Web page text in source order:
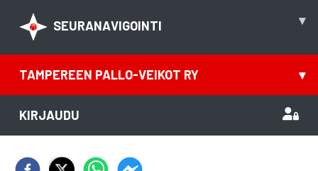
SEURANAVIGOINTI ▾
TAMPEREEN PALLO-VEIKOT RY ▾
KIRJAUDU